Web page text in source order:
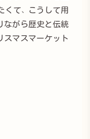
くて、こうして用
ながら歴史と伝統
スマスマーケット